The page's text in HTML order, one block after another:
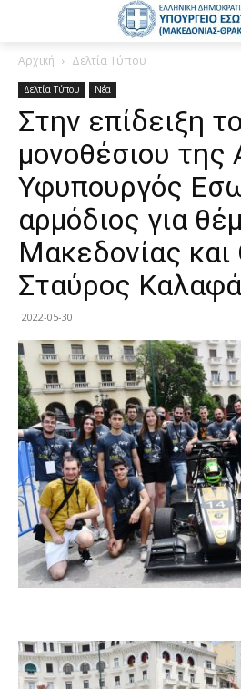
Αρχική Δελτία Τύπου
Δελτία Τύπου Νέα
Στην επίδειξη
μονοθέσιου της
Υφυπουργός
αρμόδιος για
Μακεδονίας
Σταύρος
2022-05-30